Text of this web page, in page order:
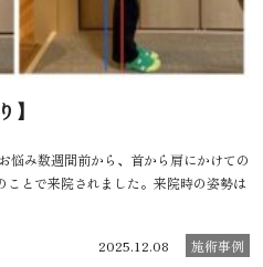
】
悩み数週間前から、首から肩にかけての
とで来院されました。来院時の姿勢は
2025.12.08 施術事例